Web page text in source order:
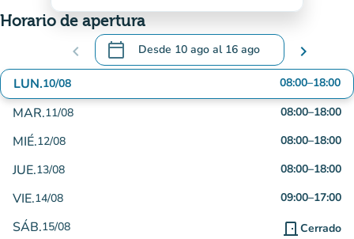
Horario de apertura
chevron_left calendar_today Desde 10 ago al16 ago
.Abra el calendario para cambiar las fechas
chevron_right
LUN.10/08 08:00–18:00
MAR.11/08 08:00–18:00
MIÉ.12/08 08:00–18:00
JUE.13/08 08:00–18:00
VIE.14/08 09:00–17:00
SÁB.15/08 door_front Cerrado